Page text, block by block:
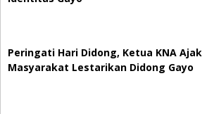
Peringati Hari Didong, Ketua KNA Ajak
Masyarakat Lestarikan Didong Gayo